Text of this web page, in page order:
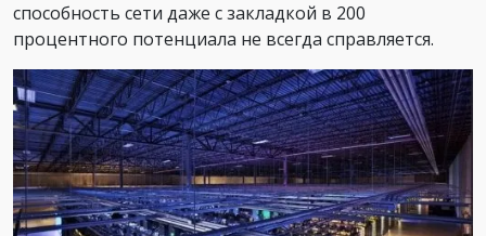
способность сети даже с закладкой в 200
процентного потенциала не всегда справляется.